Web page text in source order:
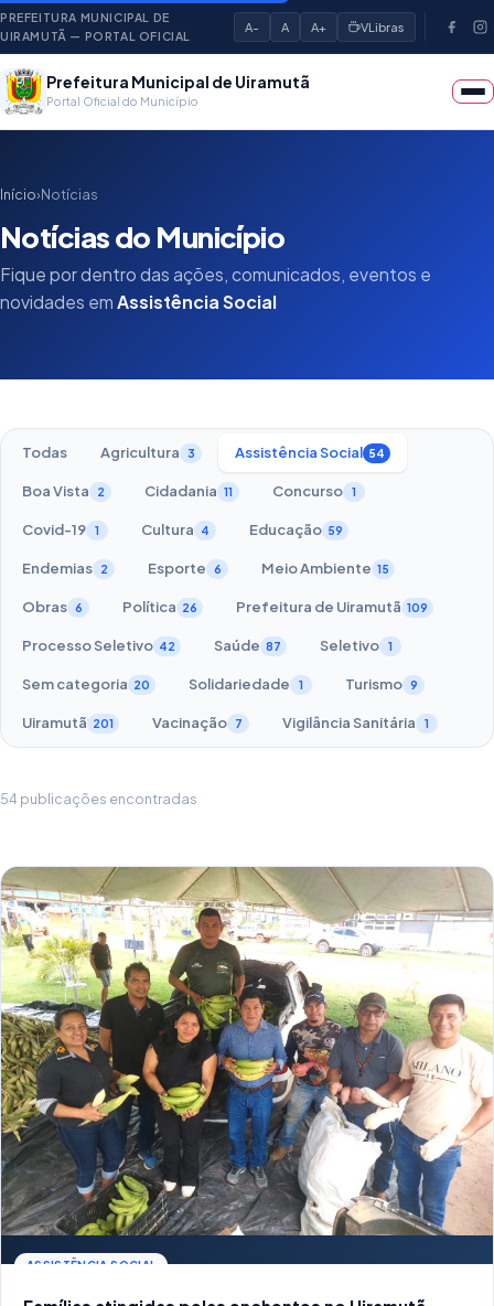
PREFEITURA MUNICIPAL DE
UIRAMUTÃ — PORTAL OFICIAL
A- A A+ VLibras
Prefeitura Municipal de Uiramutã
Portal Oficial do Município
Início›Notícias
Notícias do Município
Fique por dentro das ações, comunicados, eventos e
novidades em Assistência Social
Todas Agricultura 3 Assistência Social 54
Boa Vista 2 Cidadania 11 Concurso 1
Covid-19 1 Cultura 4 Educação 59
Endemias 2 Esporte 6 Meio Ambiente 15
Obras 6 Política 26 Prefeitura de Uiramutã 109
Processo Seletivo 42 Saúde 87 Seletivo 1
Sem categoria 20 Solidariedade 1 Turismo 9
Uiramutã 201 Vacinação 7 Vigilância Sanitária 1
54 publicações encontradas
ASSISTÊNCIA SOCIAL